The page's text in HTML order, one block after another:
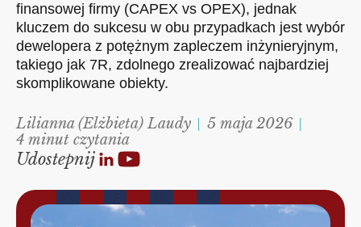
finansowej firmy (CAPEX vs OPEX), jednak
kluczem do sukcesu w obu przypadkach jest wybór
dewelopera z potężnym zapleczem inżynieryjnym,
takiego jak 7R, zdolnego zrealizować najbardziej
skomplikowane obiekty.
Lilianna (Elżbieta) Laudy
5 maja 2026
4 minut czytania
Udostepnij